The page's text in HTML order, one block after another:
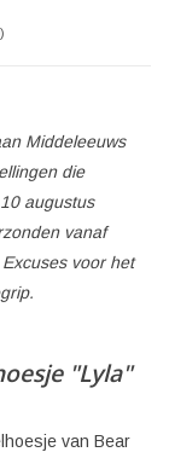
Middeleeuws
die
augustus
vanaf
voor het
"Lyla"
van Bear